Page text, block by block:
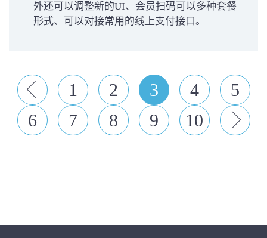
外还可以调整新的UI、会员扫码可以多种套餐
形式、可以对接常用的线上支付接口。
上
一
1 2 3 4
5
6
7 8 9 10